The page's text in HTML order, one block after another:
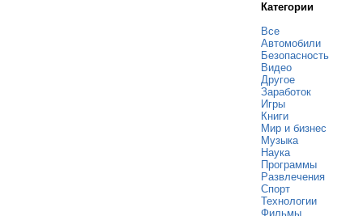
Категории
Все
Автомобили
Безопасность
Видео
Другое
Заработок
Игры
Книги
Мир и бизнес
Музыка
Наука
Программы
Развлечения
Спорт
Технологии
Фильмы